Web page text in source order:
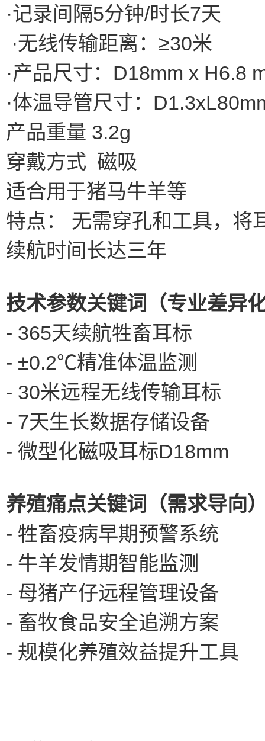
·记录间隔5分钟/时长7天
·无线传输距离：≥30米
·产品尺寸：D18mm x H6.8
·体温导管尺寸：
产品重量 3.2g
穿戴方式 磁吸
适合用于猪马牛羊等
特点： 无需穿孔和工具，将
续航时间长达三年
技术参数关键词（专业差异
- 365天续航牲畜耳标
- ±0.2℃精准体温监测
- 30米远程无线传输耳标
- 7天生长数据存储设备
- 微型化磁吸耳标D18mm
养殖痛点关键词（需求导向
- 牲畜疫病早期预警系统
- 牛羊发情期智能监测
- 母猪产仔远程管理设备
- 畜牧食品安全追溯方案
- 规模化养殖效益提升工具